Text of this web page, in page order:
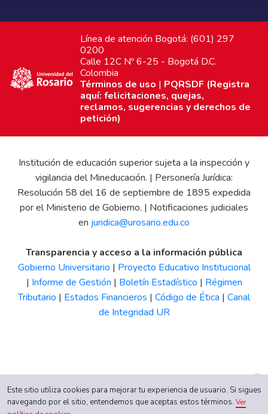
Línea de atención Bogotá: (601) 297
0200
Calle 12C Nº 6-25 - Bogotá D.C.
Colombia
Términos de uso | PQRSDF (Registra
aquí: felicitaciones, quejas,
reclamos, sugerencias y derechos de
petición)
Institución de educación superior sujeta a la inspección y
vigilancia del Mineducación. | Personería Jurídica:
Resolución 58 del 16 de septiembre de 1895 expedida
por el Ministerio de Gobierno. | Notificaciones judiciales
en juridica@urosario.edu.co
Transparencia y acceso a la información pública
Gobierno Universitario | Proyecto Educativo Institucional
| Informe de Gestión | Boletín Estadístico | Régimen
Tributario | Estados Financieros | Código de Ética | Canal
de Integridad UR
Este sitio utiliza cookies para mejorar tu experiencia de usuario. Si sigues
navegando por el sitio, entendemos que aceptas estos términos. Ver